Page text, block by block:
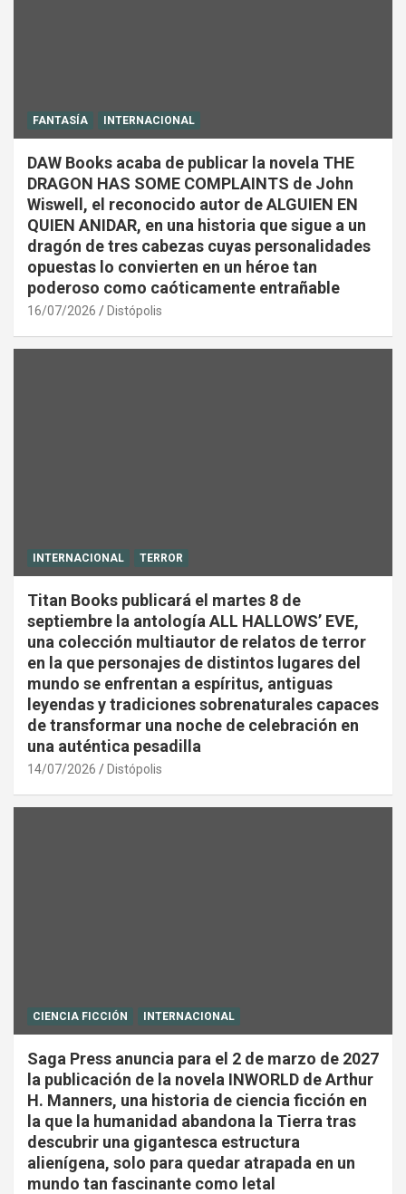
FANTASÍA INTERNACIONAL
DAW Books acaba de publicar la novela THE
DRAGON HAS SOME COMPLAINTS de John
Wiswell, el reconocido autor de ALGUIEN EN
QUIEN ANIDAR, en una historia que sigue a un
dragón de tres cabezas cuyas personalidades
opuestas lo convierten en un héroe tan
poderoso como caóticamente entrañable
16/07/2026 Distópolis
INTERNACIONAL TERROR
Titan Books publicará el martes 8 de
septiembre la antología ALL HALLOWS’ EVE,
una colección multiautor de relatos de terror
en la que personajes de distintos lugares del
mundo se enfrentan a espíritus, antiguas
leyendas y tradiciones sobrenaturales capaces
de transformar una noche de celebración en
una auténtica pesadilla
14/07/2026 Distópolis
CIENCIA FICCIÓN INTERNACIONAL
Saga Press anuncia para el 2 de marzo de 2027
la publicación de la novela INWORLD de Arthur
H. Manners, una historia de ciencia ficción en
la que la humanidad abandona la Tierra tras
descubrir una gigantesca estructura
alienígena, solo para quedar atrapada en un
mundo tan fascinante como letal